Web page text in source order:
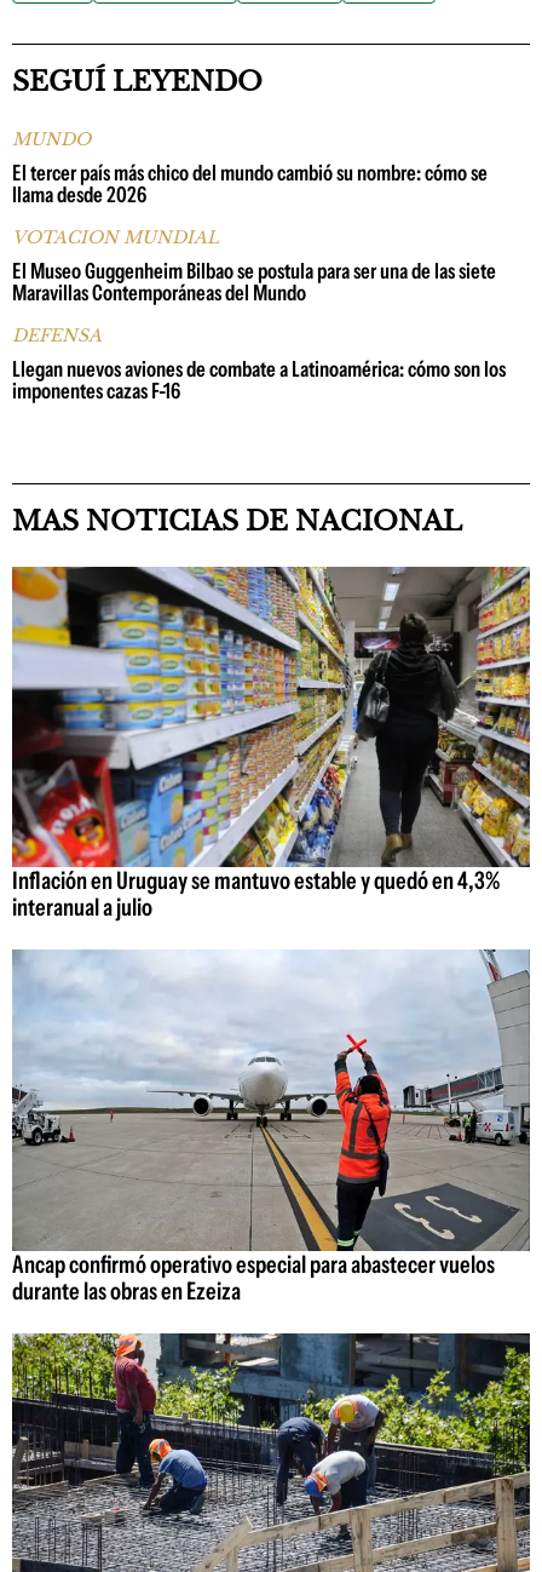
SEGUÍ LEYENDO
MUNDO
El tercer país más chico del mundo cambió su nombre: cómo se
llama desde 2026
VOTACION MUNDIAL
El Museo Guggenheim Bilbao se postula para ser una de las siete
Maravillas Contemporáneas del Mundo
DEFENSA
Llegan nuevos aviones de combate a Latinoamérica: cómo son los
imponentes cazas F-16
MAS NOTICIAS DE NACIONAL
Inflación en Uruguay se mantuvo estable y quedó en 4,3%
interanual a julio
Ancap confirmó operativo especial para abastecer vuelos
durante las obras en Ezeiza